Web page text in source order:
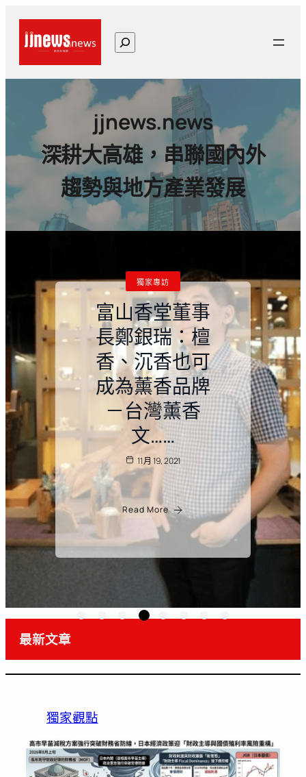
搜
尋
jjnews.news
深耕大高雄，串聯國內外
趨勢與地方產業發展
獨家專訪
洞燭先機－企
業競爭目的在
創造雙贏，人
生無處不賽
局：吳基逞教
授
10 月 14, 2021
Read More
最新文章
獨家觀點